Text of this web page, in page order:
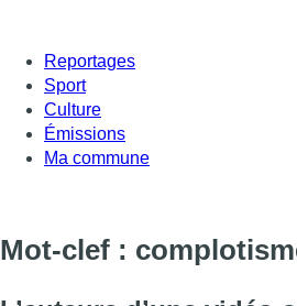
Reportages
Sport
Culture
Émissions
Ma commune
Mot-clef :